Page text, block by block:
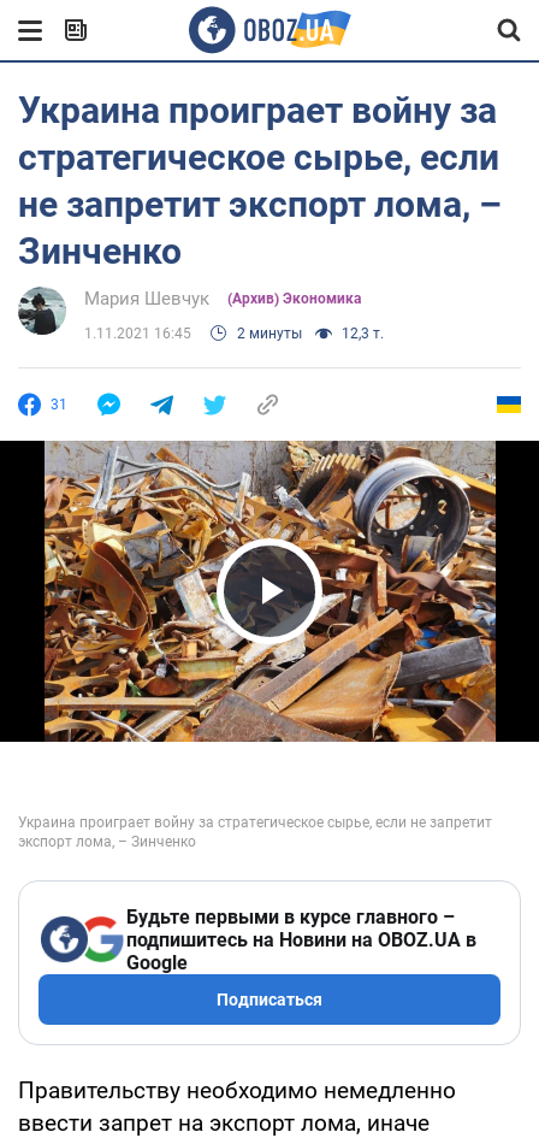
Украина проиграет войну за
стратегическое сырье, если
не запретит экспорт лома, –
Зинченко
Мария Шевчук (Архив) Экономика
1.11.2021 16:45 2 минуты 12,3 т.
31
Play Video
Будьте первыми в курсе главного –
подпишитесь на Новини на OBOZ.UA в
Google
Подписаться
Правительству необходимо немедленно
ввести запрет на экспорт лома, иначе